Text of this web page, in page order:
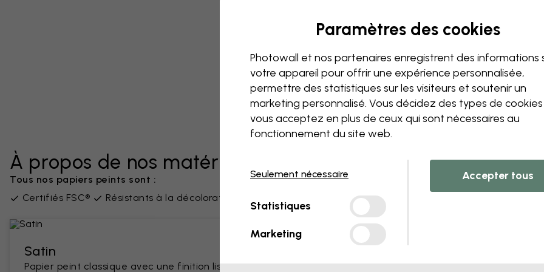
Modifiez votre
Notre équipe de
unique.
Ajoutez ou supprimez un
Personnalisez un détail
Créez votre propre
Demandez vos
À propos de nos matériaux
Tous nos papiers peints sont :
Certifiés FSC®
Résistants à la décoloration Livrés en lès de 45 cm
Satin
Papier peint classique avec une finition lisse et
LES PLUS POPULAIRES
Papier peint premium avec une surface facile à
Paramètres des cookies
Photowall et nos partenaires enregistrent des informations
votre appareil pour offrir une expérience personnalisée,
permettre des statistiques sur les visiteurs et soutenir un
marketing personnalisé. Vous décidez des types de
vous acceptez en plus de ceux qui sont nécessaires au
fonctionnement du site web.
Seulement nécessaire
Statistiques
Marketing
Accepter tous